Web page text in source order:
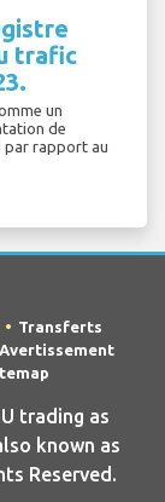
trafic
un
de
par rapport au
Transferts
Avertissement
trading as
known as
Reserved.